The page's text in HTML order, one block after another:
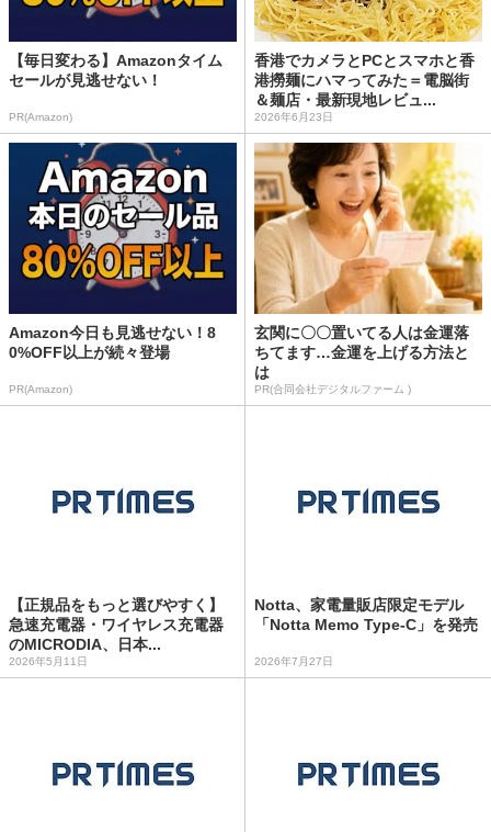
【毎日変わる】Amazonタイム
セールが見逃せない！
PR(Amazon)
香港でカメラとPCとスマホと香
港撈麺にハマってみた＝電脳街
＆麺店・最新現地レビュ...
2026年6月23日
Amazon今日も見逃せない！8
0%OFF以上が続々登場
PR(Amazon)
玄関に〇〇置いてる人は金運落
ちてます…金運を上げる方法と
は
PR(合同会社デジタルファーム )
【正規品をもっと選びやすく】
急速充電器・ワイヤレス充電器
のMICRODIA、日本...
2026年5月11日
Notta、家電量販店限定モデル
「Notta Memo Type-C」を発売
2026年7月27日